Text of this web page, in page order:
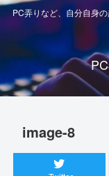
PC弄りなど、自分自身
image-8